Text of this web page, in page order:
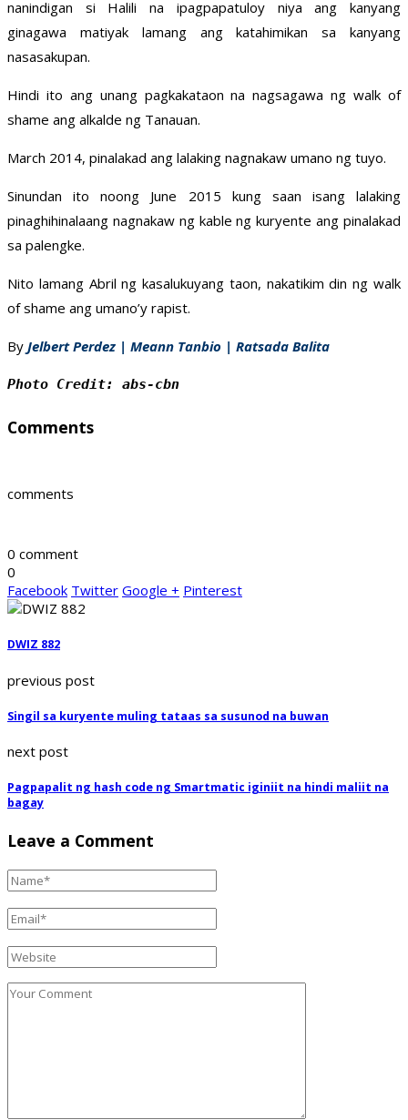
nanindigan si Halili na ipagpapatuloy niya ang kanyang
ginagawa matiyak lamang ang katahimikan sa kanyang
nasasakupan.
Hindi ito ang unang pagkakataon na nagsagawa ng walk of
shame ang alkalde ng Tanauan.
March 2014, pinalakad ang lalaking nagnakaw umano ng tuyo.
Sinundan ito noong June 2015 kung saan isang lalaking
pinaghihinalaang nagnakaw ng kable ng kuryente ang pinalakad
sa palengke.
Nito lamang Abril ng kasalukuyang taon, nakatikim din ng walk
of shame ang umano’y rapist.
By Jelbert Perdez | Meann Tanbio | Ratsada Balita
Photo Credit: abs-cbn
Comments
comments
0 comment
0
Facebook Twitter Google + Pinterest
DWIZ 882
previous post
Singil sa kuryente muling tataas sa susunod na buwan
next post
Pagpapalit ng hash code ng Smartmatic iginiit na hindi maliit na
bagay
Leave a Comment